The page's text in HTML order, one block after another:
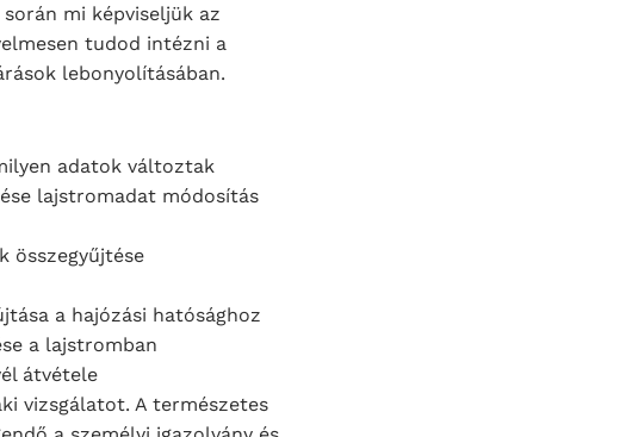
mi képviseljük az
tudod intézni a
lebonyolításában.
adatok változtak
lajstromadat módosítás
összegyűjtése
a hajózási hatósághoz
a lajstromban
átvétele
vizsgálatot. A természetes